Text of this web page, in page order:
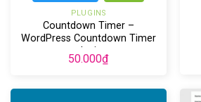
PLUGINS
Countdown Timer –
WordPress Countdown Timer
plugin
50.000₫